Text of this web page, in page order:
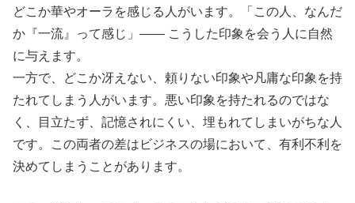
どこか華やオーラを感じる人がいます。「この人、なんだ
か『一流』って感じ」—— こうした印象を会う人に自然
に与えます。
一方で、どこか冴えない、頼りない印象や凡庸な印象を持
たれてしまう人がいます。悪い印象を持たれるのではな
く、目立たず、記憶されにくい、埋もれてしまいがちな人
です。この両者の差はビジネスの場において、有利不利を
決めてしまうことがあります。